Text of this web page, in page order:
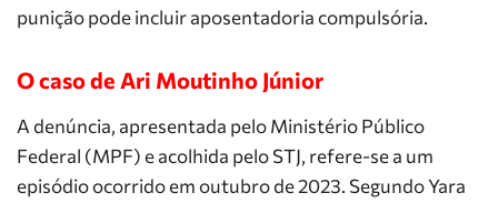
punição pode incluir aposentadoria compulsória.
O caso de Ari Moutinho Júnior
A denúncia, apresentada pelo Ministério Público
Federal (MPF) e acolhida pelo STJ, refere-se a um
episódio ocorrido em outubro de 2023. Segundo Yara